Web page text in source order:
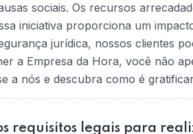
sociais. Os recursos
iniciativa proporciona um
jurídica, nossos clientes
a Empresa da Hora, você não
a nós e descubra como é
requisitos legais para